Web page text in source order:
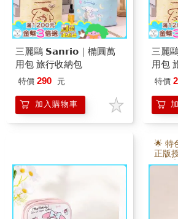
三麗鷗 𝗦𝗮𝗻𝗿𝗶𝗼｜橢圓萬
用包 旅行收納包
特價 290 元
加入購物車
三麗
用包
特價
🌟 特
正版
收，
物一
速！